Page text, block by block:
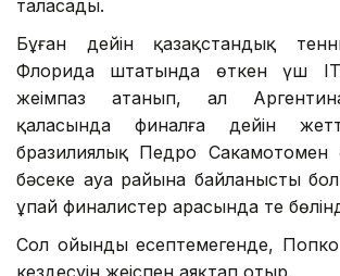
таласады.
Бұған дейін қазақстандық
Флорида штатында өткен үш
жеңімпаз атанып, ал
қаласында финалға дейін
бразилиялық Педро Сакамотомен
бәсеке ауа райына байланысты
ұпай финалистер арасында тең
Сол ойынды есептемегенде,
кездесуін жеңіспен аяқтап отыр.